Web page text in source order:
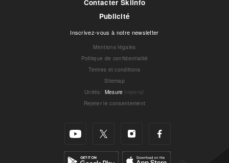
Contacter Skiinfo
Publicité
Inscrivez-vous à notre newsletter
Mentions légales
Politique de confidentialité
Termes et conditions
Sitemap
Unités: Mesure Imperial
Rejeter le consentement